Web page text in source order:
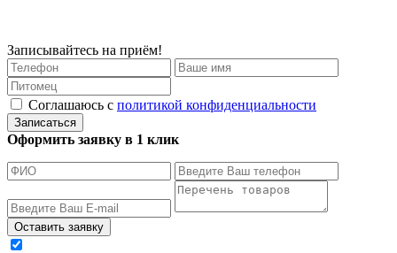
Записывайтесь на приём!
Соглашаюсь с политикой конфиденциальности
Записаться
Оформить заявку в 1 клик